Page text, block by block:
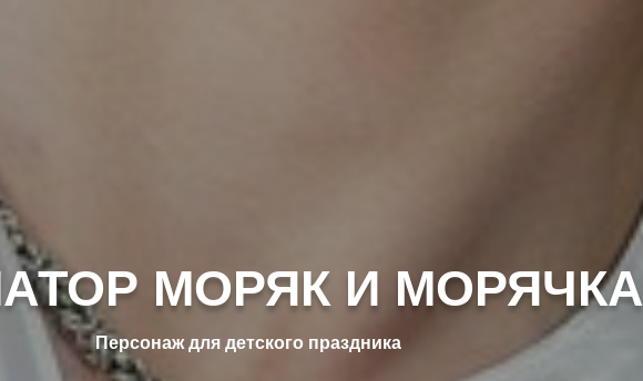
МОРЯК И МОРЯЧКА
Персонаж для детского праздника